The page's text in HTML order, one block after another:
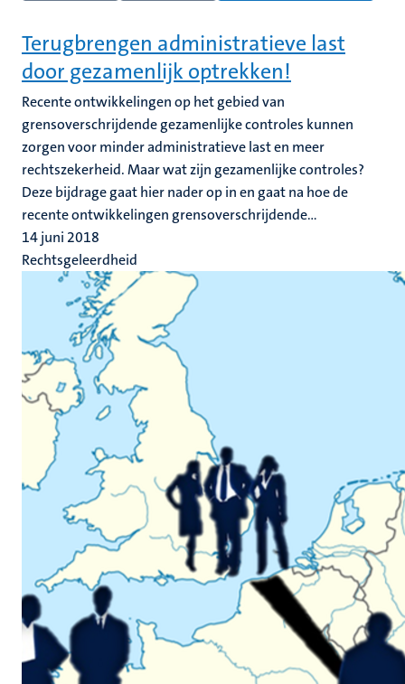
Terugbrengen administratieve last
door gezamenlijk optrekken!
Recente ontwikkelingen op het gebied van
grensoverschrijdende gezamenlijke controles kunnen
zorgen voor minder administratieve last en meer
rechtszekerheid. Maar wat zijn gezamenlijke controles?
Deze bijdrage gaat hier nader op in en gaat na hoe de
recente ontwikkelingen grensoverschrijdende...
14 juni 2018
Rechtsgeleerdheid